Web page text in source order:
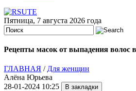
Пятница, 7 августа 2026 года
Рецепты масок от выпадения волос
ГЛАВНАЯ / Для женщин
Алёна Юрьева
28-01-2024 10:25